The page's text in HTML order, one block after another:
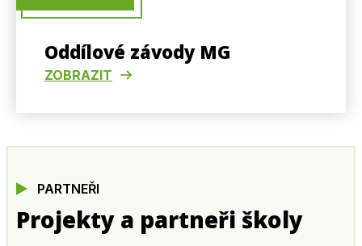
Oddílové závody MG
ZOBRAZIT
PARTNEŘI
Projekty a partneři školy